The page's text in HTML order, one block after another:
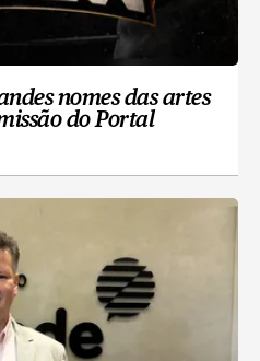
nomes das artes
do Portal